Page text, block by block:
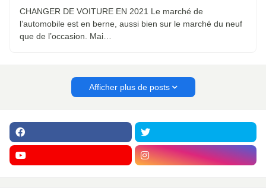
CHANGER DE VOITURE EN 2021 Le marché de
l’automobile est en berne, aussi bien sur le marché du neuf
que de l’occasion. Mai…
Afficher plus de posts